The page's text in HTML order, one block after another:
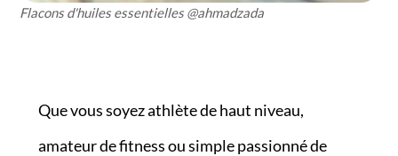
Flacons d'huiles essentielles @ahmadzada
Que vous soyez athlète de haut niveau,
amateur de fitness ou simple passionné de